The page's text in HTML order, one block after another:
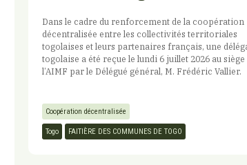
Dans le cadre du renforcement de la coopération
décentralisée entre les collectivités territoriales
togolaises et leurs partenaires français, une
togolaise a été reçue le lundi 6 juillet 2026 au siège
l’AIMF par le Délégué général, M. Frédéric Vallier.
Coopération décentralisée
Togo FAITIÈRE DES COMMUNES DE TOGO